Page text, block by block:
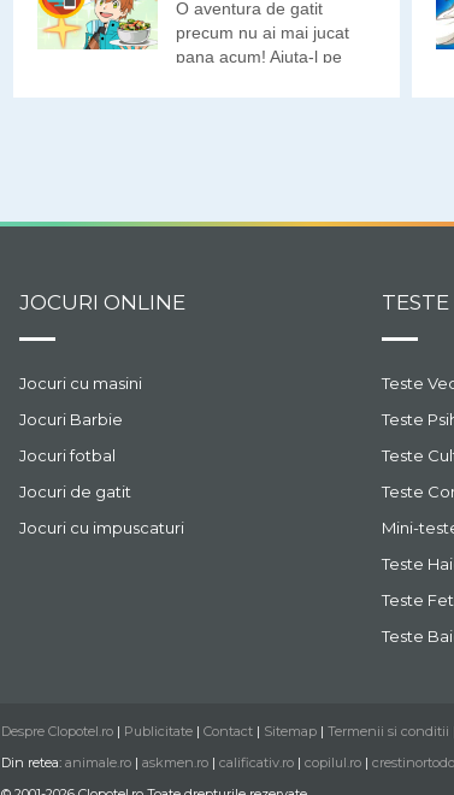
O aventura de gatit
precum nu ai mai jucat
pana acum! Ajuta-l pe
JOCURI ONLINE
Jocuri cu masini
Jocuri Barbie
Jocuri fotbal
Jocuri de gatit
Jocuri cu impuscaturi
Teste
Teste
Teste
Teste
Mini-
Teste
Teste
Teste
Despre Clopotel.ro | Publicitate | Contact | Sitemap | Termenii si conditii
Din retea: animale.ro | askmen.ro | calificativ.ro | copilul.ro |